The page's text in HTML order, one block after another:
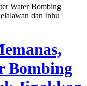
Bombing